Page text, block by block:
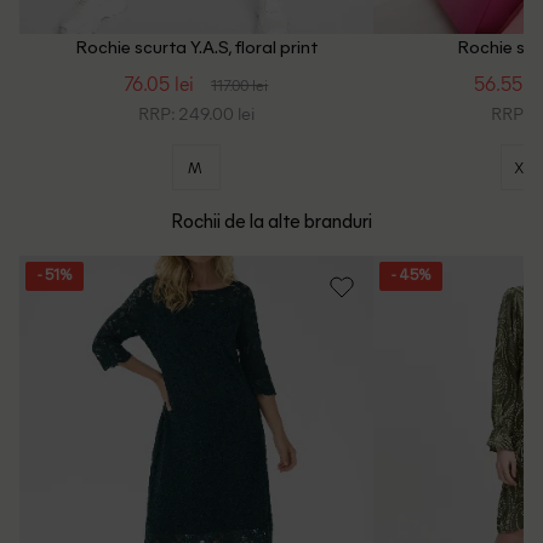
Rochie scurta Y.A.S, floral print
76.05 lei 117.00 lei
RRP: 249.00 lei
M
Rochie
56.55
RRP:
XS
Rochii de la alte branduri
- 51% - 45%